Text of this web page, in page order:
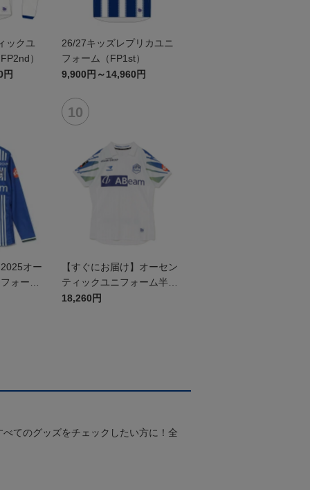
ックユ
）
円
26/27キッズレプリカユニ
フォーム（FP1st）
9,900円～14,960円
オー
ォーム
【すぐにお届け】オーセン
ティックユニフォーム半袖
（2026百年構想リーグ）F
18,260円
てのグッズをチェックしたい方に！全